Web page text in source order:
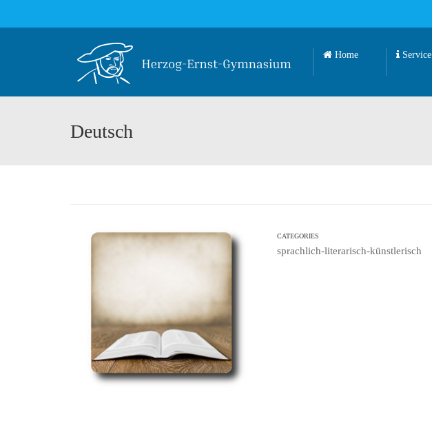
Home Service
Deutsch
CATEGORIES
sprachlich-literarisch-künstlerisch